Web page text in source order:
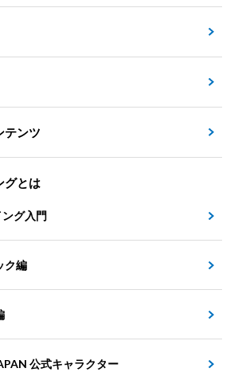
テンツ
グとは
グ入門
ク編
公式キャラクター